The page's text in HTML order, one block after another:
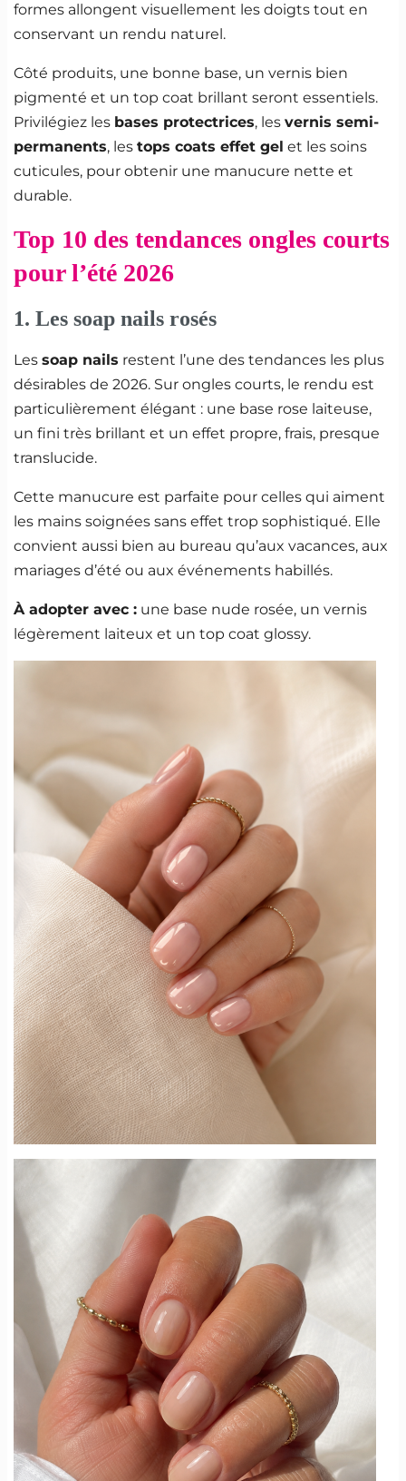
formes allongent visuellement les doigts tout en
conservant un rendu naturel.
Côté produits, une bonne base, un vernis bien
pigmenté et un top coat brillant seront essentiels.
Privilégiez les bases protectrices, lesvernis semi-
permanents, lestops coats effet gel et les soins
cuticules, pour obtenir une manucure nette et
durable.
Top 10 des tendances ongles courts
pour l’été 2026
1. Les soap nails rosés
Lessoap nails restent l’une des tendances les plus
désirables de 2026. Sur ongles courts, le rendu est
particulièrement élégant : une base rose laiteuse,
un fini très brillant et un effet propre, frais, presque
translucide.
Cette manucure est parfaite pour celles qui aiment
les mains soignées sans effet trop sophistiqué. Elle
convient aussi bien au bureau qu’aux vacances, aux
mariages d’été ou aux événements habillés.
À adopter avec : une base nude rosée, un vernis
légèrement laiteux et un top coat glossy.